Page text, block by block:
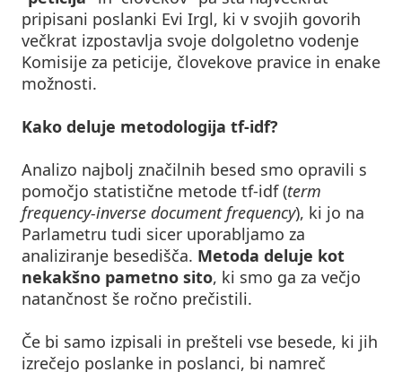
pripisani poslanki Evi Irgl, ki v svojih govorih
večkrat izpostavlja svoje dolgoletno vodenje
Komisije za peticije, človekove pravice in enake
možnosti.
Kako deluje metodologija tf-idf?
Analizo najbolj značilnih besed smo opravili s
pomočjo statistične metode tf-idf (term
frequency-inverse document frequency), ki jo na
Parlametru tudi sicer uporabljamo za
analiziranje besedišča. Metoda deluje kot
nekakšno pametno sito, ki smo ga za večjo
natančnost še ročno prečistili.
Če bi samo izpisali in prešteli vse besede, ki jih
izrečejo poslanke in poslanci, bi namreč